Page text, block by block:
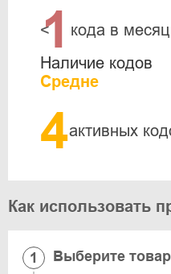
<
1 кода в месяц
Наличие кодов
Средне
4активных
Как использовать
Выберите товар